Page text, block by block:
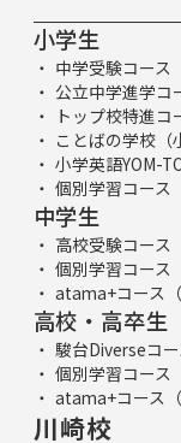
小学生
中学受験コース
公立中学進学コ
トップ校特進コ
ことばの学校（
小学英語YOM-
個別学習コース
中学生
高校受験コース
個別学習コース
atama+コース（
高校・高卒生
駿台Diverseコー
個別学習コース
atama+コース（
川崎校